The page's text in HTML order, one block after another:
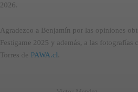
2026.
Agradezco a Benjamín por las opiniones
Festigame 2025 y además, a las fotografías
Torres de PAWA.cl.